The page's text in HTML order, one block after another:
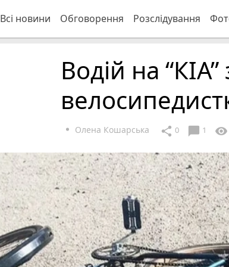
Всі новини Обговорення Розслідування
Водій на
Олена Кошарська share 0 chat_bubble 1 visibility